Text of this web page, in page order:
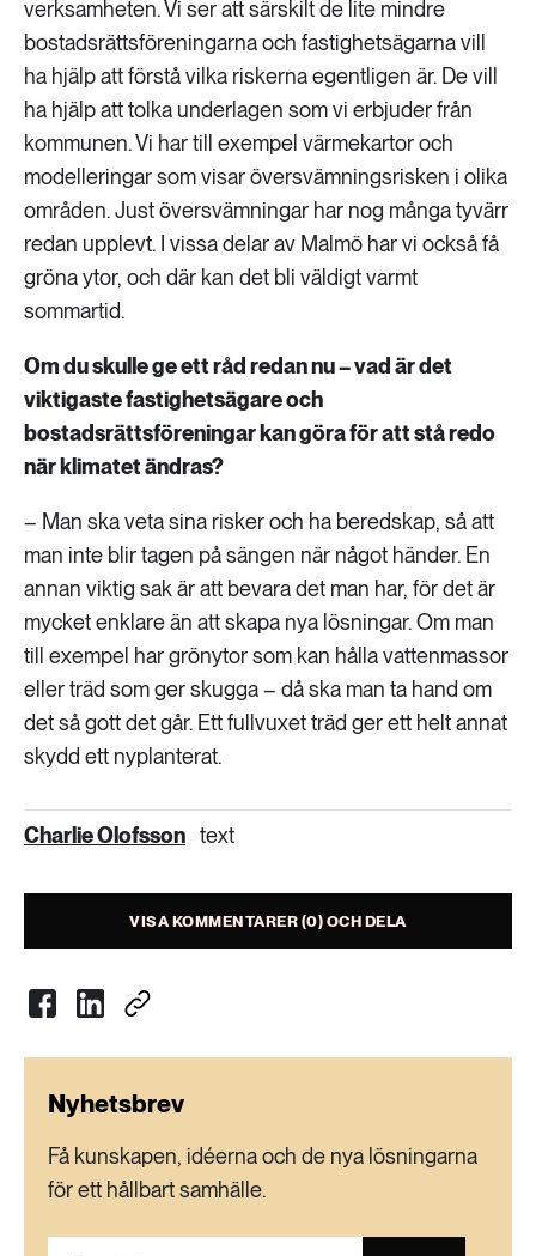
verksamheten. Vi ser att särskilt de lite mindre
bostadsrättsföreningarna och fastighetsägarna vill
ha hjälp att förstå vilka riskerna egentligen är. De vill
ha hjälp att tolka underlagen som vi erbjuder från
kommunen. Vi har till exempel värmekartor och
modelleringar som visar översvämningsrisken i olika
områden. Just översvämningar har nog många tyvärr
redan upplevt. I vissa delar av Malmö har vi också få
gröna ytor, och där kan det bli väldigt varmt
sommartid.
Om du skulle ge ett råd redan nu – vad är det
viktigaste fastighetsägare och
bostadsrättsföreningar kan göra för att stå redo
när klimatet ändras?
– Man ska veta sina risker och ha beredskap, så att
man inte blir tagen på sängen när något händer. En
annan viktig sak är att bevara det man har, för det är
mycket enklare än att skapa nya lösningar. Om man
till exempel har grönytor som kan hålla vattenmassor
eller träd som ger skugga – då ska man ta hand om
det så gott det går. Ett fullvuxet träd ger ett helt annat
skydd ett nyplanterat.
Charlie Olofsson text
VISA KOMMENTARER (0) OCH DELA
Nyhetsbrev
Få kunskapen, idéerna och de nya lösningarna
för ett hållbart samhälle.